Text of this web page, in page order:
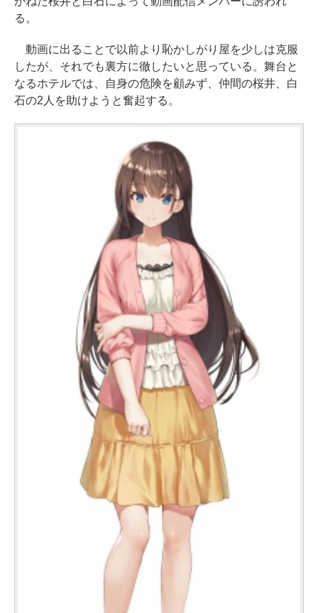
る。
動画に出ることで以前より恥かしがり屋を少しは克服
したが、それでも裏方に徹したいと思っている。舞台と
なるホテルでは、自身の危険を顧みず、仲間の桜井、白
石の2人を助けようと奮起する。